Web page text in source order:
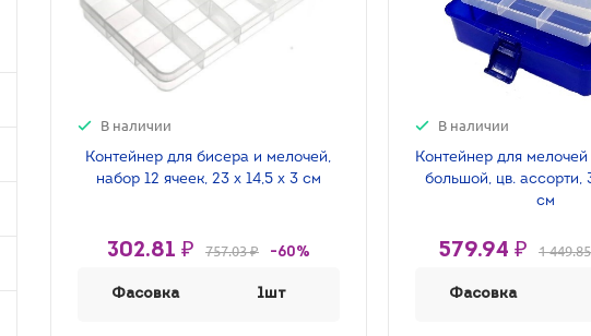
В наличии
Контейнер для бисера и мелочей,
набор 12 ячеек, 23 х 14,5 х 3 см
302.81 ₽ 757.03 ₽ -60%
Фасовка 1шт
В наличии
Контейнер для
большой, цв. ассорти,
см
579.94 ₽ 1
Фасовка